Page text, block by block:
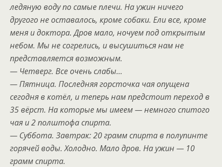
ледяную воду по самые плечи. На ужин ничего
другого не оставалось, кроме собаки. Ели все, кроме
меня и доктора. Дров мало, ночуем под открытым
небом. Мы не согрелись, и высушиться нам не
представляется возможным.
— Четверг. Все очень слабы…
— Пятница. Последняя горсточка чая опущена
сегодня в котёл, и теперь нам предстоит переход в
35 вёрст. На которые мы имеем — немного спитого
чая и 2 полштофа спирта.
— Суббота. Завтрак: 20 грамм спирта в полупинте
горячей воды. Холодно. Мало дров. На ужин — 10
грамм спирта.